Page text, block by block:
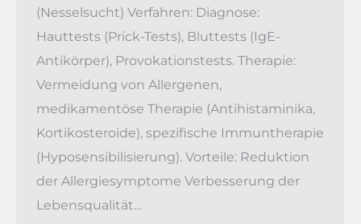
(Nesselsucht) Verfahren: Diagnose:
Hauttests (Prick-Tests), Bluttests (IgE-
Antikörper), Provokationstests. Therapie:
Vermeidung von Allergenen,
medikamentöse Therapie (Antihistaminika,
Kortikosteroide), spezifische Immuntherapie
(Hyposensibilisierung). Vorteile: Reduktion
der Allergiesymptome Verbesserung der
Lebensqualität…